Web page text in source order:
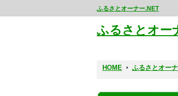
ふるさとオーナー.NET
ふるさとオー
HOME ふるさとオー